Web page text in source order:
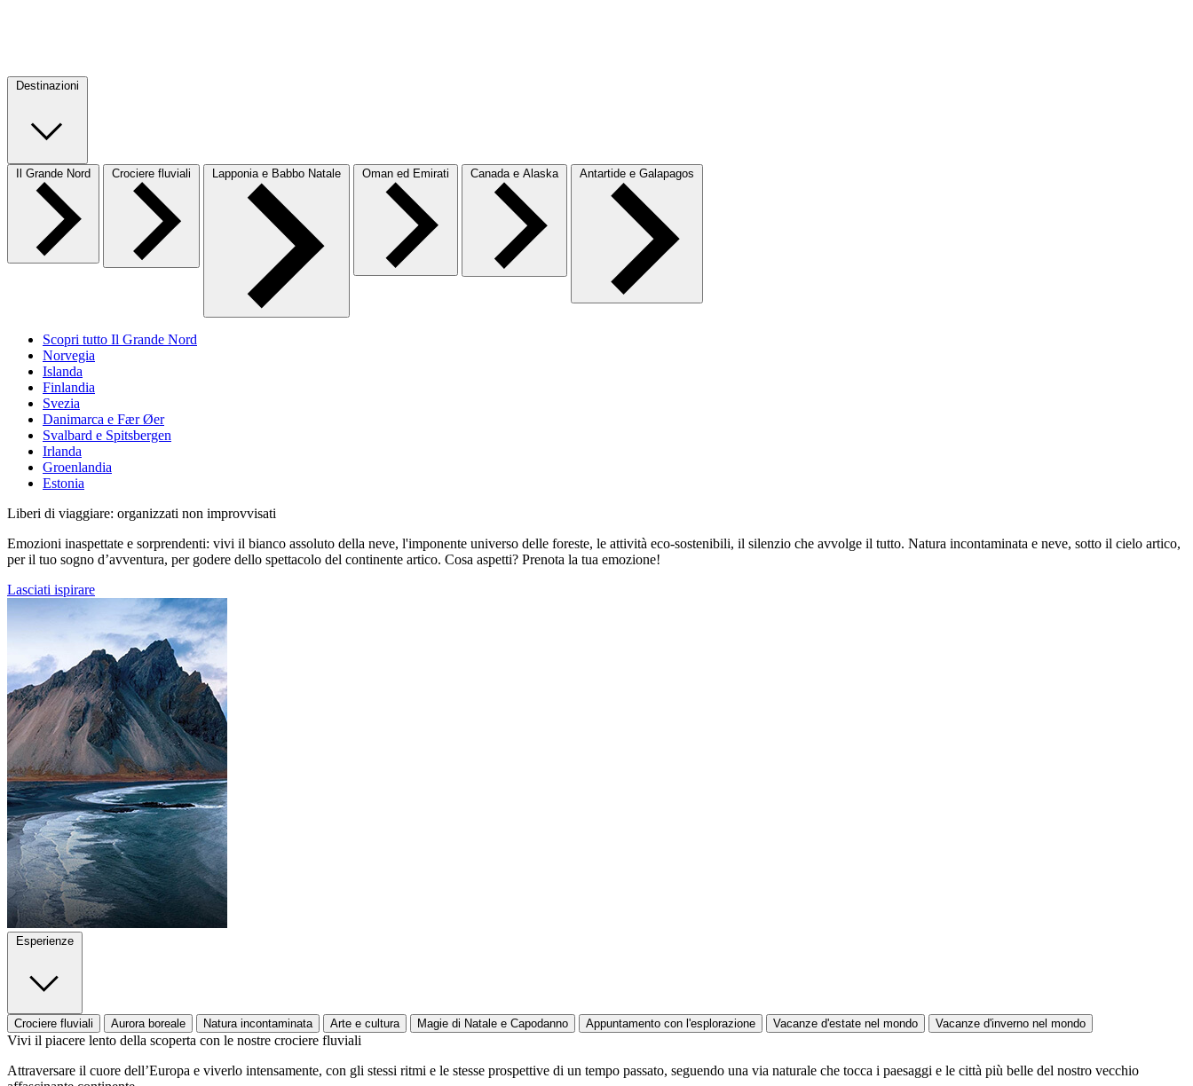
Destinazioni
Il Grande Nord Crociere fluviali Lapponia e Babbo Natale Oman ed Emirati Canada e Alaska Antartide e Galapagos
Scopri tutto Il Grande Nord
Norvegia
Islanda
Finlandia
Svezia
Danimarca e Fær Øer
Svalbard e Spitsbergen
Irlanda
Groenlandia
Estonia
Liberi di viaggiare: organizzati non improvvisati
Emozioni inaspettate e sorprendenti: vivi il bianco assoluto della neve, l'imponente universo delle foreste, le attività eco-sostenibili, il silenzio che avvolge il tutto. Natura incontaminata e neve, sotto il cielo artico,
per il tuo sogno d’avventura, per godere dello spettacolo del continente artico. Cosa aspetti? Prenota la tua emozione!
Lasciati ispirare
Esperienze
Crociere fluviali Aurora boreale Natura incontaminata Arte e cultura Magie di Natale e Capodanno Appuntamento con l'esplorazione Vacanze d'estate nel mondo Vacanze d'inverno nel mondo
Vivi il piacere lento della scoperta con le nostre crociere fluviali
Attraversare il cuore dell’Europa e viverlo intensamente, con gli stessi ritmi e le stesse prospettive di un tempo passato, seguendo una via naturale che tocca i paesaggi e le città più belle del nostro vecchio